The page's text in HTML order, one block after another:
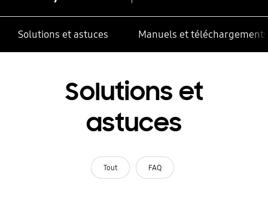
Solutions et astuces Manuels et téléchargements
Solutions et
astuces
Tout FAQ